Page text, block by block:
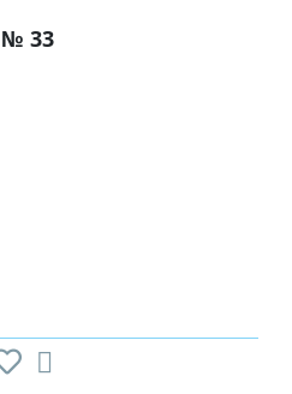
№ 33